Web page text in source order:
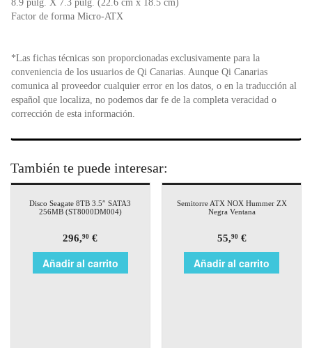
8.9 pulg. X 7.3 pulg. (22.6 cm x 18.5 cm)
Factor de forma Micro-ATX
*Las fichas técnicas son proporcionadas exclusivamente para la
conveniencia de los usuarios de Qi Canarias. Aunque Qi Canarias
comunica al proveedor cualquier error en los datos, o en la traducción al
español que localiza, no podemos dar fe de la completa veracidad o
corrección de esta información.
También te puede interesar:
Disco Seagate 8TB 3.5″ SATA3
256MB (ST8000DM004)
296,90 €
Añadir al carrito
Semitorre ATX NOX Hummer ZX
Negra Ventana
55,90€
Añadir al carrito